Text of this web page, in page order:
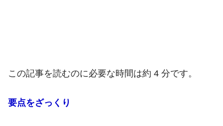
この記事を読むのに必要な時間は約 4 分です。
要点をざっくり